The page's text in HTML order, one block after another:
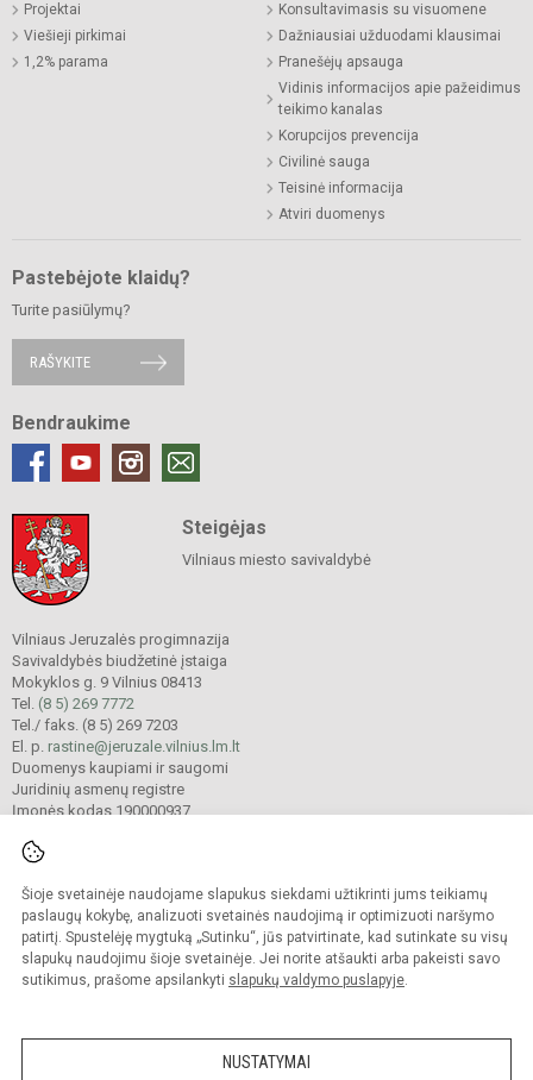
Šioje svetainėje naudojame slapukus siekdami užtikrinti jums teikiamų
paslaugų kokybę, analizuoti svetainės naudojimą ir optimizuoti naršymo
patirtį. Spustelėję mygtuką „Sutinku“, jūs patvirtinate, kad sutinkate su visų
slapukų naudojimu šioje svetainėje. Jei norite atšaukti arba pakeisti savo
sutikimus, prašome apsilankyti slapukų valdymo puslapyje.
NUSTATYMAI
Projektai
Viešieji pirkimai
1,2% parama
Konsultavimasis su visuomene
Dažniausiai užduodami klausimai
Pranešėjų apsauga
Vidinis informacijos apie pažeidimus
teikimo kanalas
Korupcijos prevencija
Civilinė sauga
Teisinė informacija
Atviri duomenys
Pastebėjote klaidų?
Turite pasiūlymų?
RAŠYKITE
Bendraukime
Steigėjas
Vilniaus miesto savivaldybė
Vilniaus Jeruzalės progimnazija
Savivaldybės biudžetinė įstaiga
Mokyklos g. 9 Vilnius 08413
Tel. (8 5) 269 7772
Tel./ faks. (8 5) 269 7203
El. p. rastine@jeruzale.vilnius.lm.lt
Duomenys kaupiami ir saugomi
Juridinių asmenų registre
Įmonės kodas 190000937
© 2024. Vilniaus Jeruzalės progimnazija. Visos teisės saugomos.
Kopijuoti turinį be raštiško gimnazijos sutikimo griežtai draudžiama.
Prieinamumo paraiška Slapukų valdymas
Sumanus būdas atnaujinti